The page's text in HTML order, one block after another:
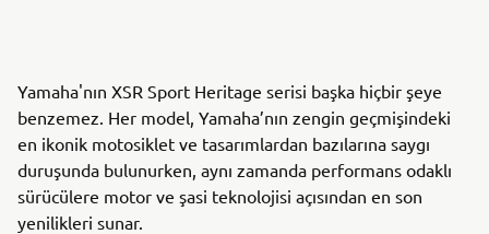
Yamaha'nın XSR Sport Heritage serisi başka hiçbir şeye
benzemez. Her model, Yamaha’nın zengin geçmişindeki
en ikonik motosiklet ve tasarımlardan bazılarına saygı
duruşunda bulunurken, aynı zamanda performans odaklı
sürücülere motor ve şasi teknolojisi açısından en son
yenilikleri sunar.